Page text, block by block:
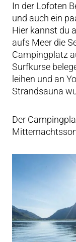
In der Lofoten
und auch ein
Hier kannst du
aufs Meer die
Campingplatz
Surfkurse
leihen und an
Strandsauna
Der